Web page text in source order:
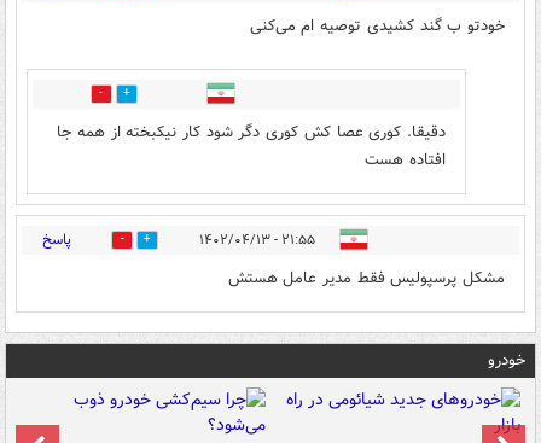
خودتو ب گند کشیدی توصیه ام می‌کنی
4
دقیقا. کوری عصا کش کوری دگر شود کار نیکبخته از همه جا
افتاده هست
۲۱:۵۵ - ۱۴۰۲/۰۴/۱۳ 2 پاسخ
مشکل پرسپولیس فقط مدیر عامل هستش
خودرو